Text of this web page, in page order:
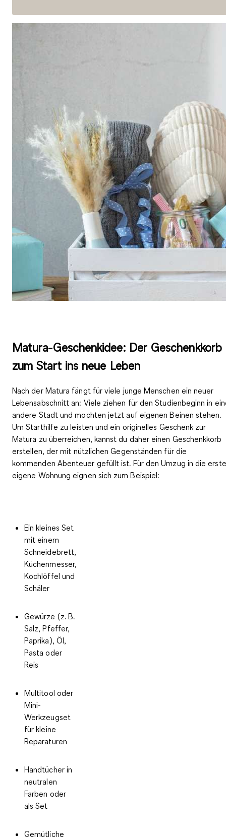
Matura-Geschenkidee: Der Geschenkkorb
zum Start ins neue Leben
Nach der Matura fängt für viele junge Menschen ein neuer
Lebensabschnitt an: Viele ziehen für den Studienbeginn in
andere Stadt und möchten jetzt auf eigenen Beinen stehen.
Um Starthilfe zu leisten und ein originelles Geschenk zur
Matura zu überreichen, kannst du daher einen Geschenkkorb
erstellen, der mit nützlichen Gegenständen für die
kommenden Abenteuer gefüllt ist. Für den Umzug in die erste
eigene Wohnung eignen sich zum Beispiel:
Ein kleines Set
mit einem
Schneidebrett,
Küchenmesser,
Kochlöffel und
Schäler
Gewürze (z. B.
Salz, Pfeffer,
Paprika), Öl,
Pasta oder
Reis
Multitool oder
Mini-
Werkzeugset
für kleine
Reparaturen
Handtücher in
neutralen
Farben oder
als Set
Gemütliche